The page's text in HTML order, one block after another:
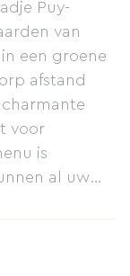
Puy-
van
een groene
afstand
voor
is
al uw
voor